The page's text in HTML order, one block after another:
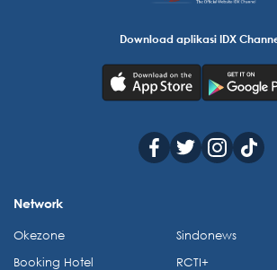
Download aplikasi IDX
Network
Okezone
Booking Hotel
Sindonews
RCTI+